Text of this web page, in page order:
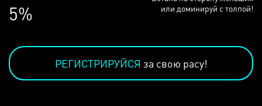
68%
или доминируй с толпой!
РЕГИСТРИРУЙСЯ за свою расу!